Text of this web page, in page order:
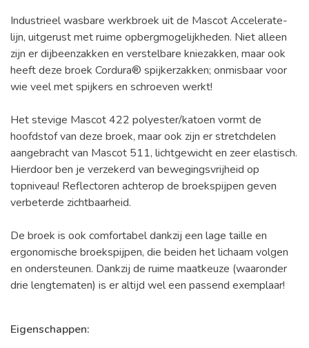
Industrieel wasbare werkbroek uit de Mascot Accelerate-
lijn, uitgerust met ruime opbergmogelijkheden. Niet alleen
zijn er dijbeenzakken en verstelbare kniezakken, maar ook
heeft deze broek Cordura® spijkerzakken; onmisbaar voor
wie veel met spijkers en schroeven werkt!
Het stevige Mascot 422 polyester/katoen vormt de
hoofdstof van deze broek, maar ook zijn er stretchdelen
aangebracht van Mascot 511, lichtgewicht en zeer elastisch.
Hierdoor ben je verzekerd van bewegingsvrijheid op
topniveau! Reflectoren achterop de broekspijpen geven
verbeterde zichtbaarheid.
De broek is ook comfortabel dankzij een lage taille en
ergonomische broekspijpen, die beiden het lichaam volgen
en ondersteunen. Dankzij de ruime maatkeuze (waaronder
drie lengtematen) is er altijd wel een passend exemplaar!
Eigenschappen: